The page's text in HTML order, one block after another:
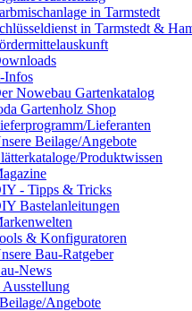
in Tarmstedt
in Tarmstedt &
Infos
Nowebau Gartenkatalog
Gartenholz Shop
Lieferanten
Beilage/Angebote
Produktwissen
- Tipps & Tricks
Bastelanleitungen
& Konfiguratoren
Bau-Ratgeber
News
Angebote